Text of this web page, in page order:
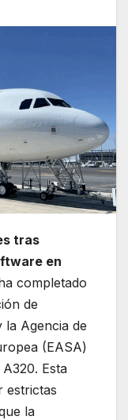
tras
en
completado
de
Agencia de
(EASA)
Esta
estrictas
la